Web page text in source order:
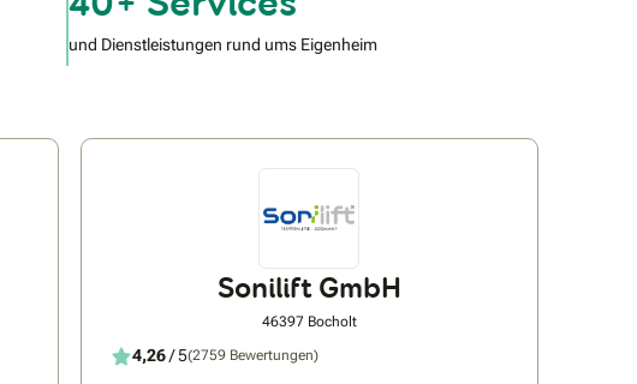
und Dienstleistungen rund ums Eigenheim
Sonilift GmbH
46397 Bocholt
4,26/ 5(2759 Bewertungen)